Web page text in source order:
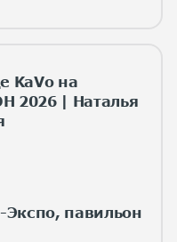
KaVo на
2026 | Наталья
Экспо, павильон